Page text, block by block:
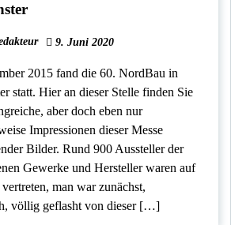
9. Juni 2020
2015 fand die 60. NordBau in
statt. Hier an dieser Stelle finden Sie
aber doch eben nur
Impressionen dieser Messe
Bilder. Rund 900 Aussteller der
Gewerke und Hersteller waren auf
man war zunächst,
völlig geflasht von dieser […]